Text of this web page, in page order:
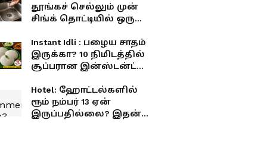
தூங்கச் செல்லும் முன்
சிங்க் தொட்டியில் ஒரு
போடுங்க.! இவ்வளவு
நன்மைகள் கிடைக்குமா?
Instant Idli : பழைய சாதம்
இருக்கா? 10 நிமிடத்தில்
சூப்பரான இன்ஸ்டன்ட்
Hotel: ஹோட்டல்களில்
ரூம் நம்பர் 13 ஏன்
இருப்பதில்லை? இதன்